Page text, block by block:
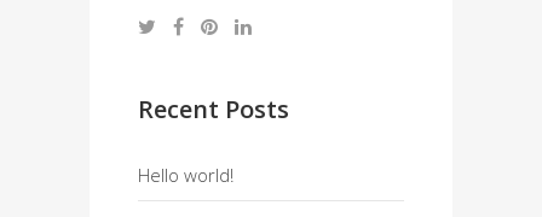
Recent Posts
Hello world!